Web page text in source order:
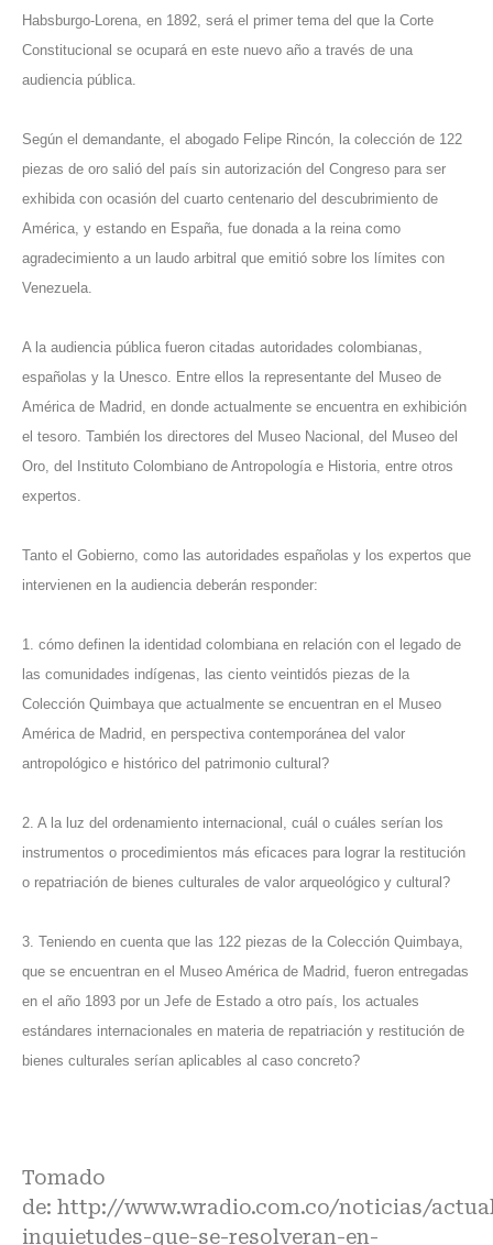
Habsburgo-Lorena, en 1892, será el primer tema del que la Corte
Constitucional se ocupará en este nuevo año a través de una
audiencia pública.
Según el demandante, el abogado Felipe Rincón, la colección de 122
piezas de oro salió del país sin autorización del Congreso para ser
exhibida con ocasión del cuarto centenario del descubrimiento de
América, y estando en España, fue donada a la reina como
agradecimiento a un laudo arbitral que emitió sobre los límites con
Venezuela.
A la audiencia pública fueron citadas autoridades colombianas,
españolas y la Unesco. Entre ellos la representante del Museo de
América de Madrid, en donde actualmente se encuentra en exhibición
el tesoro. También los directores del Museo Nacional, del Museo del
Oro, del Instituto Colombiano de Antropología e Historia, entre otros
expertos.
Tanto el Gobierno, como las autoridades españolas y los expertos que
intervienen en la audiencia deberán responder:
1. cómo definen la identidad colombiana en relación con el legado de
las comunidades indígenas, las ciento veintidós piezas de la
Colección Quimbaya que actualmente se encuentran en el Museo
América de Madrid, en perspectiva contemporánea del valor
antropológico e histórico del patrimonio cultural?
2. A la luz del ordenamiento internacional, cuál o cuáles serían los
instrumentos o procedimientos más eficaces para lograr la restitución
o repatriación de bienes culturales de valor arqueológico y cultural?
3. Teniendo en cuenta que las 122 piezas de la Colección Quimbaya,
que se encuentran en el Museo América de Madrid, fueron entregadas
en el año 1893 por un Jefe de Estado a otro país, los actuales
estándares internacionales en materia de repatriación y restitución de
bienes culturales serían aplicables al caso concreto?
Tomado
de: http://www.wradio.com.co/noticias/
inquietudes-que-se-resolveran-en-